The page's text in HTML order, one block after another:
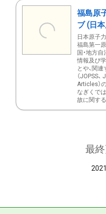
福島原
ブ (日
日本原子
福島第一
国・地方
情報及び
とや、関
（JOPSS
Articles）
なぎくで
故に関す
最